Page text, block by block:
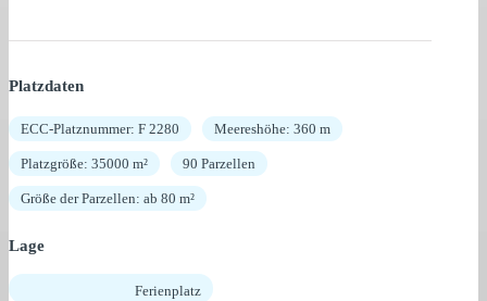
Platzdaten
ECC-Platznummer: F 2280 Meereshöhe: 360 m
Platzgröße: 35000 m² 90 Parzellen
Größe der Parzellen: ab 80 m²
Lage
Ferienplatz